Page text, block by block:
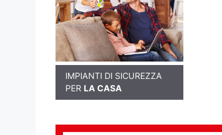
IMPIANTI DI SICUREZZA
PER LA CASA